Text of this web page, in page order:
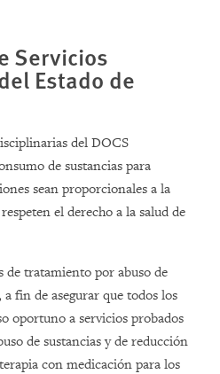
Servicios
Estado de
del DOCS
de sustancias para
sean proporcionales a la
el derecho a la salud de
de tratamiento por abuso de
fin de asegurar que todos los
oportuno a servicios probados
de sustancias y de reducción
con medicación para los